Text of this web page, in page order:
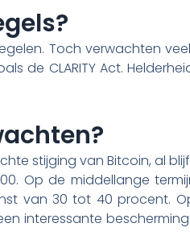
Toch verwachten
de CLARITY Act.
stijging van Bitcoin, al
Op de middellange
van 30 tot 40 procent.
interessante